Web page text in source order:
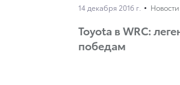
14 декабря 2016 г.
Toyota в WRC:
победам